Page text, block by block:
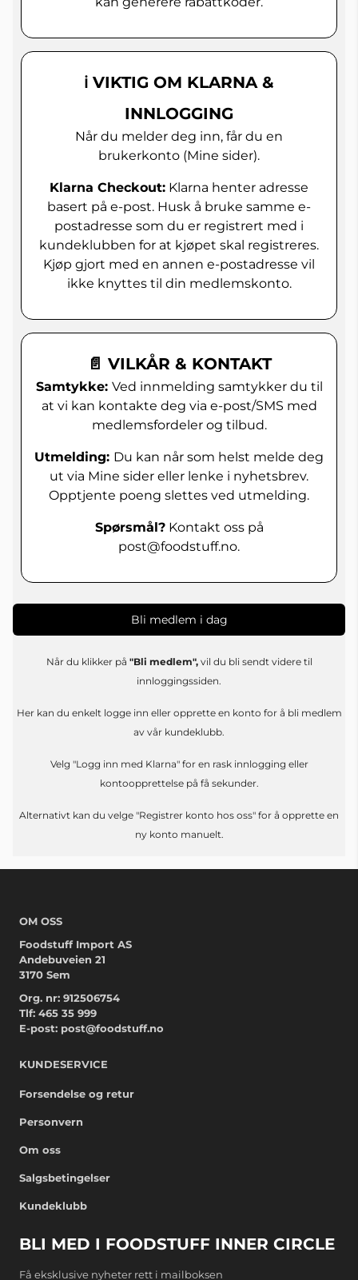
ℹ️ VIKTIG OM KLARNA &
INNLOGGING
Når du melder deg inn, får du en
brukerkonto (Mine sider).
Klarna Checkout: Klarna henter adresse
basert på e-post. Husk å bruke samme e-
postadresse som du er registrert med i
kundeklubben for at kjøpet skal registreres.
Kjøp gjort med en annen e-postadresse vil
ikke knyttes til din medlemskonto.
📄 VILKÅR & KONTAKT
Samtykke: Ved innmelding samtykker du til
at vi kan kontakte deg via e-post/SMS med
medlemsfordeler og tilbud.
Utmelding: Du kan når som helst melde deg
ut via Mine sider eller lenke i nyhetsbrev.
Opptjente poeng slettes ved utmelding.
Spørsmål?Kontakt oss på
post@foodstuff.no.
Bli medlem i dag
Når du klikker på "Bli medlem",vil du bli sendt videre til
innloggingssiden.
Her kan du enkelt logge inn eller opprette en konto for å bli medlem
av vår kundeklubb.
Velg "Logg inn med Klarna" for en rask innlogging eller
kontoopprettelse på få sekunder.
Alternativt kan du velge "Registrer konto hos oss" for å opprette en
ny konto manuelt.
OM OSS
Foodstuff Import AS
Andebuveien 21
3170 Sem
Org. nr: 912506754
Tlf: 465 35 999
E-post: post@foodstuff.no
KUNDESERVICE
Forsendelse og retur
Personvern
Om oss
Salgsbetingelser
Kundeklubb
BLI MED I FOODSTUFF INNER CIRCLE
Få eksklusive nyheter rett i mailboksen